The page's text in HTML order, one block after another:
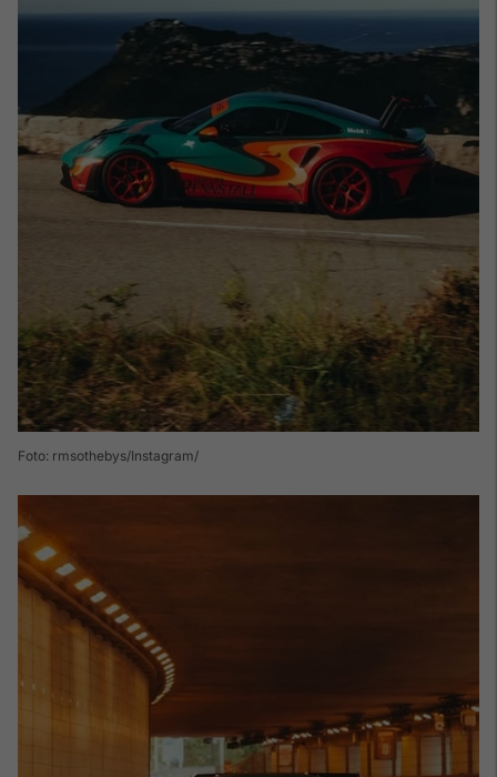
Foto: rmsothebys/Instagram